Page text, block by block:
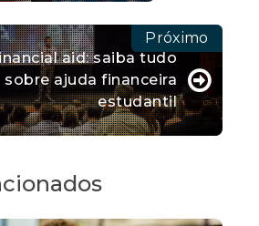
aid: saiba tudo
sobre ajuda financeira
estudantil